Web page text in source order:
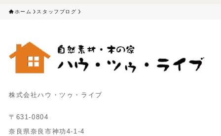
ホーム スタッフブログ
株式会社ハウ・ツゥ・ライブ
〒631-0804
奈良県奈良市神功4-1-4